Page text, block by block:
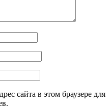
сайта в этом браузере для